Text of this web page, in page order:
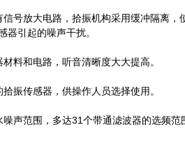
放大电路，拾振机构采用缓冲隔离，
器引起的噪声干扰。
和电路，听音清晰度大大提高。
传感器，供操作人员选择使用。
范围，多达31个带通滤波器的选频范